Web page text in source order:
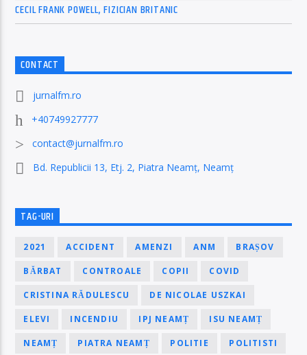
CECIL FRANK POWELL, FIZICIAN BRITANIC
CONTACT
jurnalfm.ro
+40749927777
contact@jurnalfm.ro
Bd. Republicii 13, Etj. 2, Piatra Neamț, Neamț
TAG-URI
2021 ACCIDENT AMENZI ANM BRAȘOV
BĂRBAT CONTROALE COPII COVID
CRISTINA RĂDULESCU DE NICOLAE USZKAI
ELEVI INCENDIU IPJ NEAMȚ ISU NEAMȚ
NEAMȚ PIATRA NEAMȚ POLITIE POLITISTI